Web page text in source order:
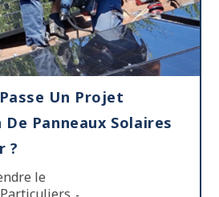
Un Projet
Panneaux Solaires
?
le